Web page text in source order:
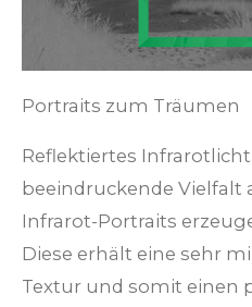
Portraits zum Träumen
Reflektiertes
beeindruckende Vielfalt
Infrarot-Portraits
Diese erhält eine sehr
Textur und somit einen